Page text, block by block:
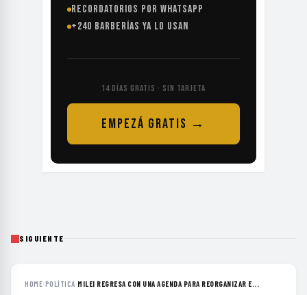
RECORDATORIOS POR WHATSAPP
+240 BARBERÍAS YA LO USAN
14 DÍAS GRATIS · SIN TARJETA
EMPEZÁ GRATIS →
SIGUIENTE
HOME›POLÍTICA›MILEI REGRESA CON UNA AGENDA PARA REORGANIZAR E...